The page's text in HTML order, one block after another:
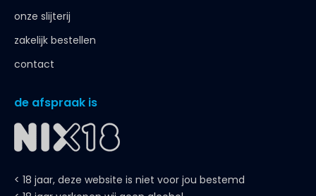
onze slijterij
zakelijk bestellen
contact
de afspraak is
< 18 jaar, deze website is niet voor jou bestemd